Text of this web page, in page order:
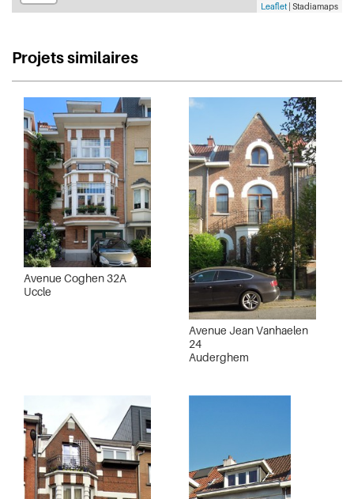
Leaflet | Stadiamaps
Projets similaires
Avenue Coghen 32A
Uccle
Avenue Jean Vanhaelen
24
Auderghem